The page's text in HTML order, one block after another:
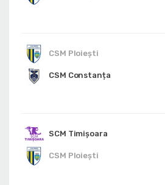
CSM Ploiești
CSM Constanța
SCM Timișoara
CSM Ploiești